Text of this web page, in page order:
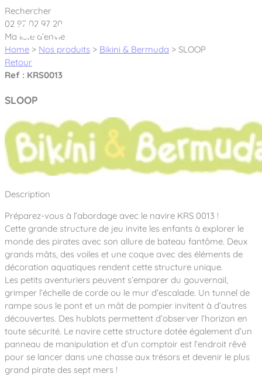
Cookies management panel
Créateur et fabricant d’aires de jeux &
Nos dernières actualités
À propos
Nos engagements
Notre partenariat avec l’association Rêves de clown
Nos Garanties
Notre concept
Notre entreprise
Notre équipe
Nous rejoindre
Aires de jeux Bikini & Bermuda®
Tous nos jeux
Jeux inclusifs
Jeux recyclés
Nos univers
Sport & Fitness Sport&Co®
Agrès fitness
Parcours de santé
Stadium Arena
Street workout
Surfpark
Équipements sportifs
Mobilier & accessoires
Mobilier urbain
Accessoires ludiques
Nos clients
Collectivités
Établissements scolaires
Architectes, Paysagistes-concepteurs
Camping et résidences de vacances
Notre expertise
Des aires intergénérationnelles de
Des aires de jeux pour tous les enfants
L’éco-conception de nos jeux
Réalisations
Contact
Rechercher
02 97 02 97 20
Ma liste d’envie
Home > Nos produits > Bikini & Bermuda > SLOOP
Retour
Ref : KRS0013
SLOOP
Description
Préparez-vous à l’abordage avec le navire KRS 0013 !
Cette grande structure de jeu invite les enfants à explorer le
monde des pirates avec son allure de bateau fantôme. Deux
grands mâts, des voiles et une coque avec des éléments de
décoration aquatiques rendent cette structure unique.
Les petits aventuriers peuvent s’emparer du gouvernail,
grimper l’échelle de corde ou le mur d’escalade. Un tunnel de
rampe sous le pont et un mât de pompier invitent à d’autres
découvertes. Des hublots permettent d’observer l’horizon en
toute sécurité. Le navire cette structure dotée également d’un
panneau de manipulation et d’un comptoir est l’endroit rêvé
pour se lancer dans une chasse aux trésors et devenir le plus
grand pirate des sept mers !